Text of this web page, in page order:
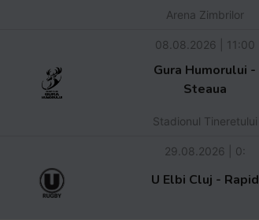
Arena Zimbrilor
08.08.2026 | 11:00
Gura Humorului -
Steaua
Stadionul Tineretului
29.08.2026 | 0:
U Elbi Cluj - Rapid